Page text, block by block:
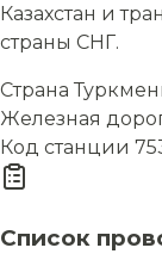
Казахстан и
страны СНГ.
Страна
Железная
Код станции
Список